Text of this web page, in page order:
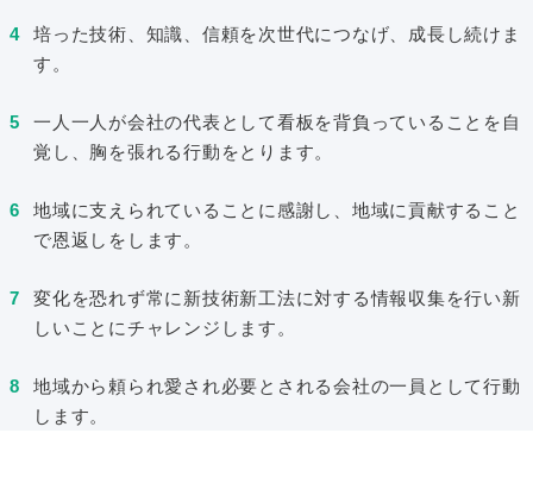
培った技術、知識、信頼を次世代につなげ、成長し続けま
す。
一人一人が会社の代表として看板を背負っていることを自
覚し、胸を張れる行動をとります。
地域に支えられていることに感謝し、地域に貢献すること
で恩返しをします。
変化を恐れず常に新技術新工法に対する情報収集を行い新
しいことにチャレンジします。
地域から頼られ愛され必要とされる会社の一員として行動
します。